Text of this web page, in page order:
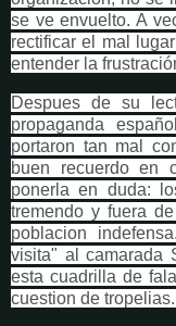
se ve envuelto. A
rectificar el mal
entender la
Despues de su
propaganda
portaron tan mal
buen recuerdo en
ponerla en duda:
tremendo y fuera
poblacion
visita" al camarada
esta cuadrilla de
cuestion de tropelias.